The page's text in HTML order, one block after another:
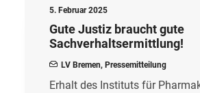
5. Februar 2025
Gute Justiz braucht gute
Sachverhaltsermittlung!
LV Bremen, Pressemitteilung
Erhalt des Instituts für